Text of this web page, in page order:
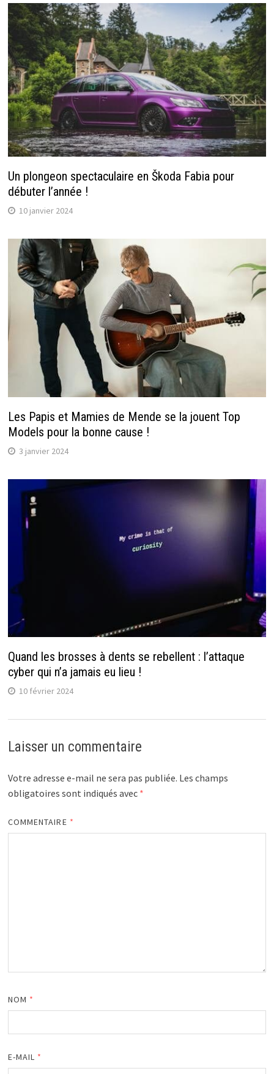
Un plongeon spectaculaire en Škoda Fabia pour
débuter l’année !
10 janvier 2024
Les Papis et Mamies de Mende se la jouent Top
Models pour la bonne cause !
3 janvier 2024
Quand les brosses à dents se rebellent : l’attaque
cyber qui n’a jamais eu lieu !
10 février 2024
Laisser un commentaire
Votre adresse e-mail ne sera pas publiée. Les champs
obligatoires sont indiqués avec *
COMMENTAIRE *
NOM *
E-MAIL *